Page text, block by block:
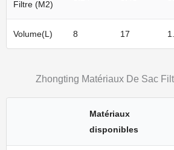
Filtre (M2)
Volume(L) 8 17
Zhongting Matériaux De Sac
Matériaux
disponibles